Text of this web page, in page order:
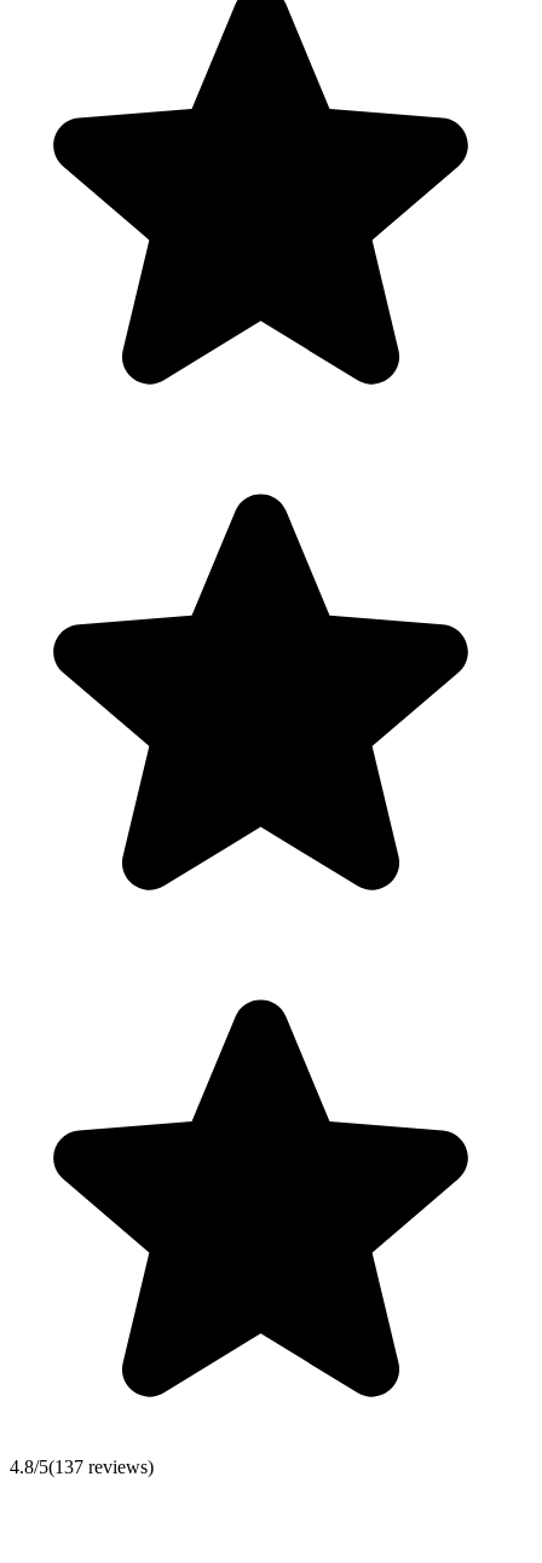
4.8/5(137 reviews)